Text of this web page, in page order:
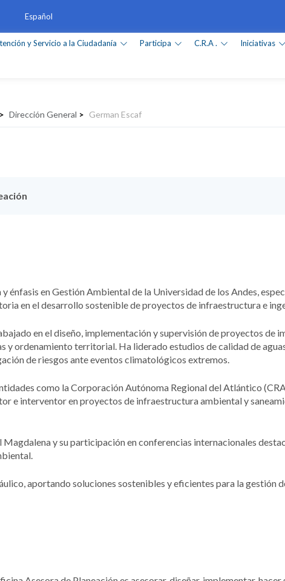
y Servicio a la Ciudadanía Participa C.R.A . Iniciativas
> Dirección General > German Escaf
énfasis en Gestión Ambiental de la Universidad de los Andes,
en el desarrollo sostenible de proyectos de infraestructura e
en el diseño, implementación y supervisión de proyectos de
y ordenamiento territorial. Ha liderado estudios de calidad de
de riesgos ante eventos climatológicos extremos.
como la Corporación Autónoma Regional del Atlántico
e interventor en proyectos de infraestructura ambiental y
y su participación en conferencias internacionales
aportando soluciones sostenibles y eficientes para la gestión